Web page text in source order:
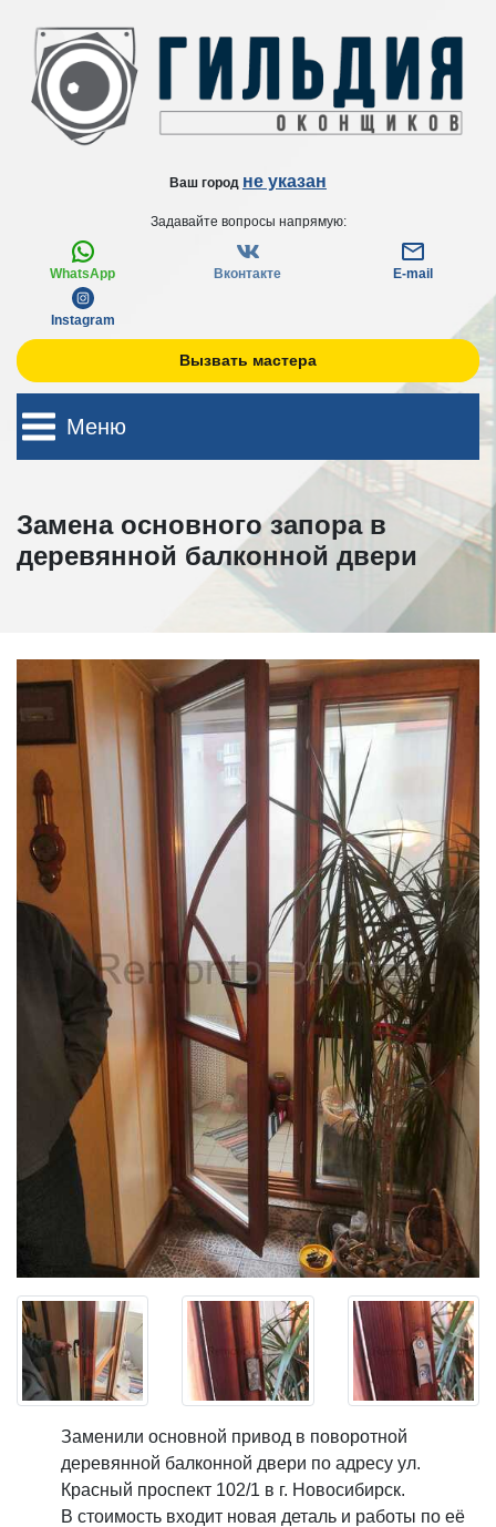
Ваш город не указан
Задавайте вопросы напрямую:
WhatsApp Вконтакте E-mail
Instagram
Вызвать мастера
Меню
Замена основного запора в
деревянной балконной двери
Заменили основной привод в поворотной
деревянной балконной двери по адресу ул.
Красный проспект 102/1 в г. Новосибирск.
В стоимость входит новая деталь и работы по её